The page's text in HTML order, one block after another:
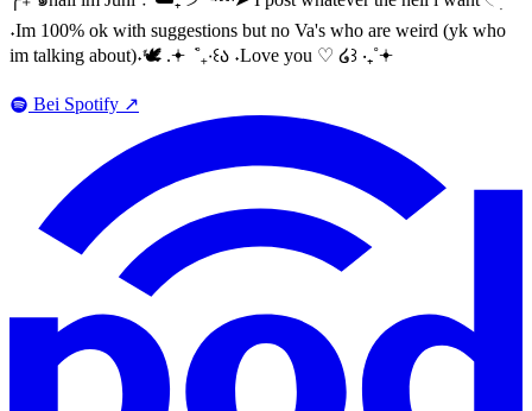
˖Im 100% ok with suggestions but no Va's who are weird (yk who
im talking about)˖🕊 .𖥔 ݁ ˚₊‧꒰ა ˖Love you ♡ ໒꒱ ‧₊˚𖥔
Bei Spotify ↗